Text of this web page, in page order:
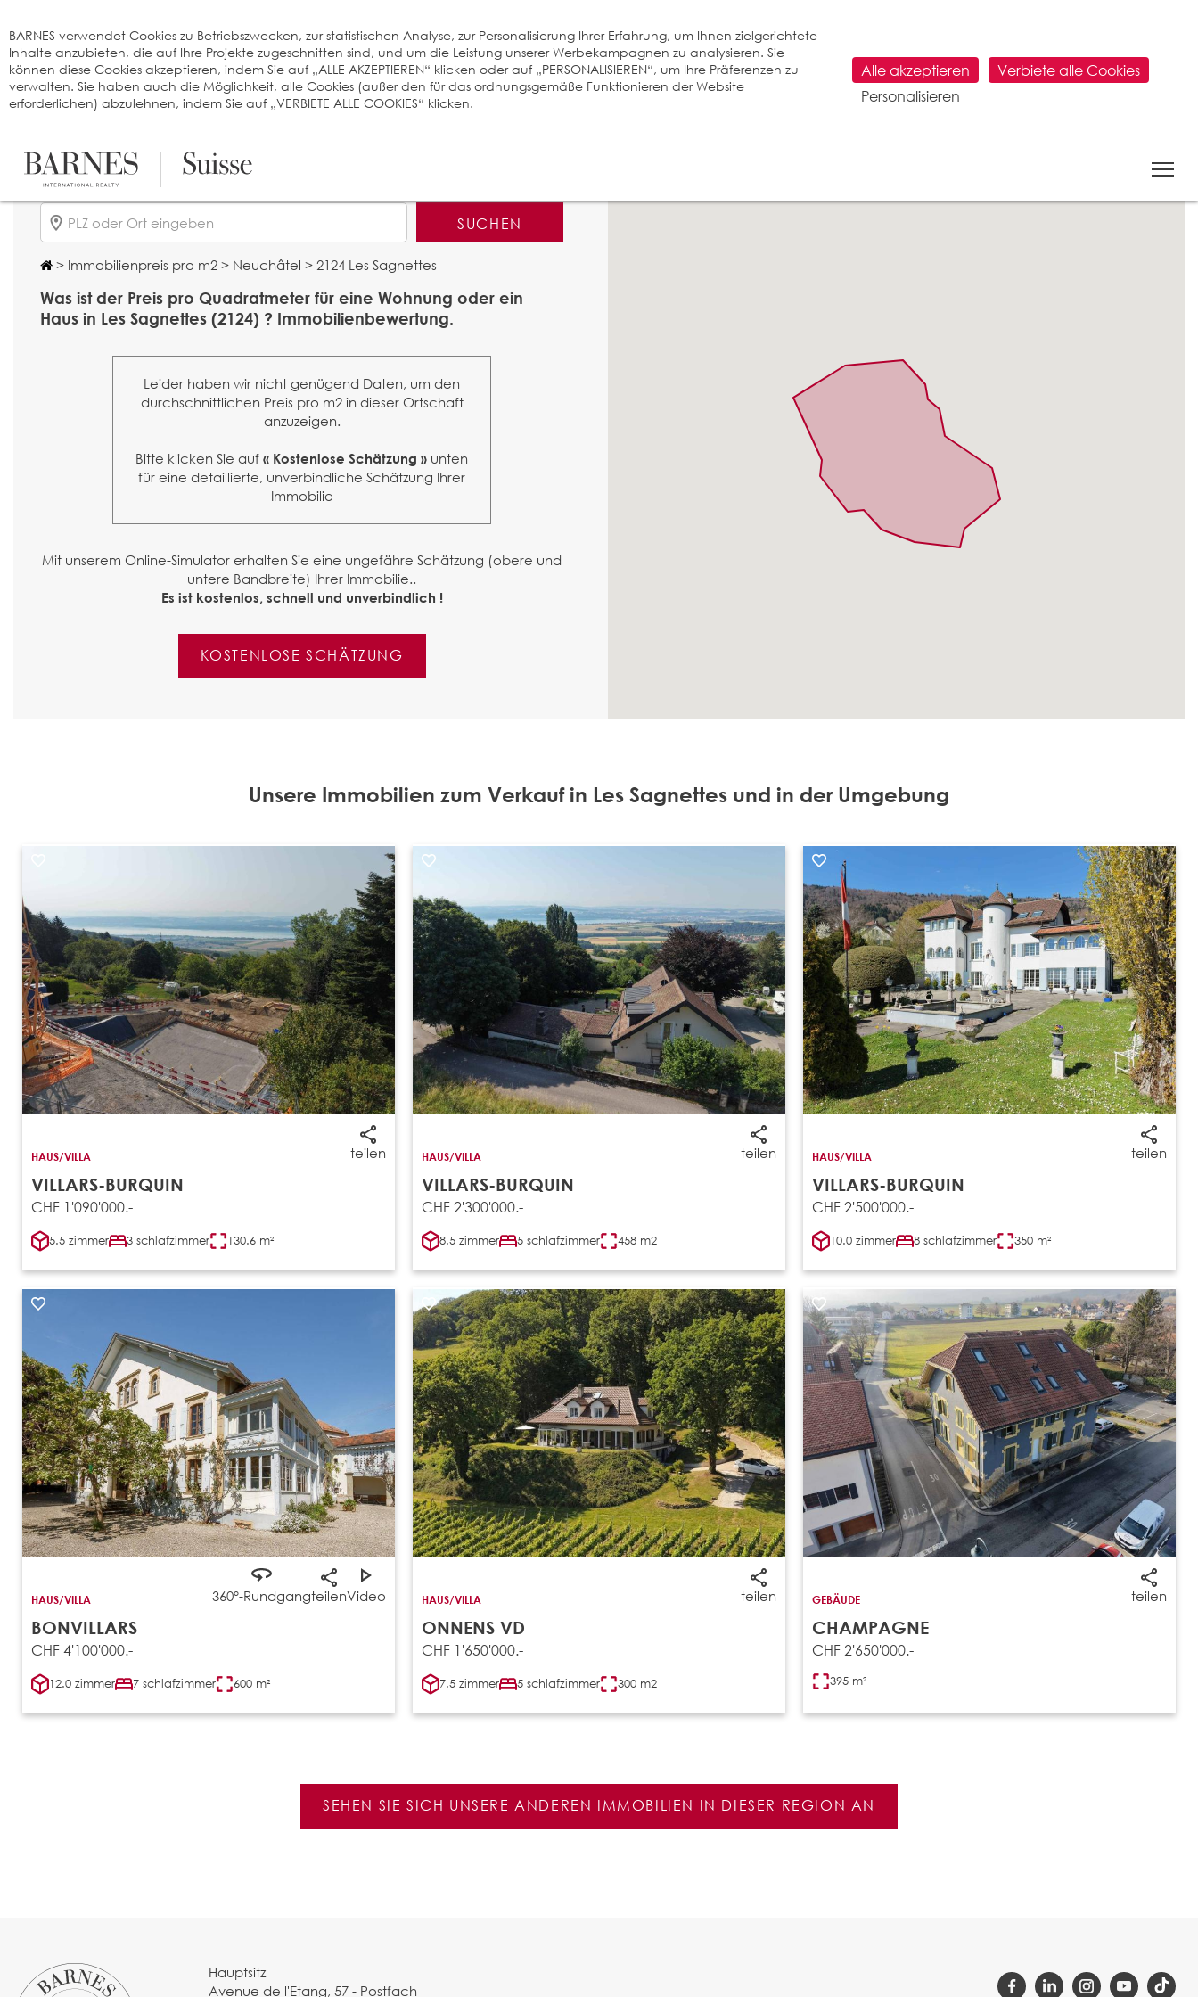
SUCHEN
> Immobilienpreis pro m2 > Neuchâtel > 2124 Les Sagnettes
Was ist der Preis pro Quadratmeter für eine Wohnung oder ein
Haus in Les Sagnettes (2124) ? Immobilienbewertung.
Leider haben wir nicht genügend Daten, um den
durchschnittlichen Preis pro m2 in dieser Ortschaft
anzuzeigen.
Bitte klicken Sie auf « Kostenlose Schätzung » unten
für eine detaillierte, unverbindliche Schätzung Ihrer
Immobilie
Mit unserem Online-Simulator erhalten Sie eine ungefähre Schätzung (obere und
untere Bandbreite) Ihrer Immobilie..
Es ist kostenlos, schnell und unverbindlich !
KOSTENLOSE SCHÄTZUNG
Unsere Immobilien zum Verkauf in Les Sagnettes und in der Umgebung
teilen
HAUS/VILLA
VILLARS-BURQUIN
CHF 1'090'000.-
5.5 zimmer 3 schlafzimmer 130.6 m²
teilen
HAUS/VILLA
VILLARS-BURQUIN
CHF 2'300'000.-
8.5 zimmer 5 schlafzimmer 458 m2
teilen
HAUS/VILLA
VILLARS-BURQUIN
CHF 2'500'000.-
10.0 zimmer 8 schlafzimmer 350 m²
360°-RundgangteilenVideo
HAUS/VILLA
BONVILLARS
CHF 4'100'000.-
12.0 zimmer 7 schlafzimmer 600 m²
teilen
HAUS/VILLA
ONNENS VD
CHF 1'650'000.-
7.5 zimmer 5 schlafzimmer 300 m2
teilen
GEBÄUDE
CHAMPAGNE
CHF 2'650'000.-
395 m²
SEHEN SIE SICH UNSERE ANDEREN IMMOBILIEN IN DIESER REGION AN
Hauptsitz
Avenue de l'Etang, 57 - Postfach
BARNES verwendet Cookies zu Betriebszwecken, zur statistischen Analyse, zur Personalisierung Ihrer Erfahrung, um Ihnen zielgerichtete
Inhalte anzubieten, die auf Ihre Projekte zugeschnitten sind, und um die Leistung unserer Werbekampagnen zu analysieren. Sie
können diese Cookies akzeptieren, indem Sie auf „ALLE AKZEPTIEREN“ klicken oder auf „PERSONALISIEREN“, um Ihre Präferenzen zu
verwalten. Sie haben auch die Möglichkeit, alle Cookies (außer den für das ordnungsgemäße Funktionieren der Website
erforderlichen) abzulehnen, indem Sie auf „VERBIETE ALLE COOKIES“ klicken.
Alle akzeptieren
Verbiete alle Cookies
Personalisieren